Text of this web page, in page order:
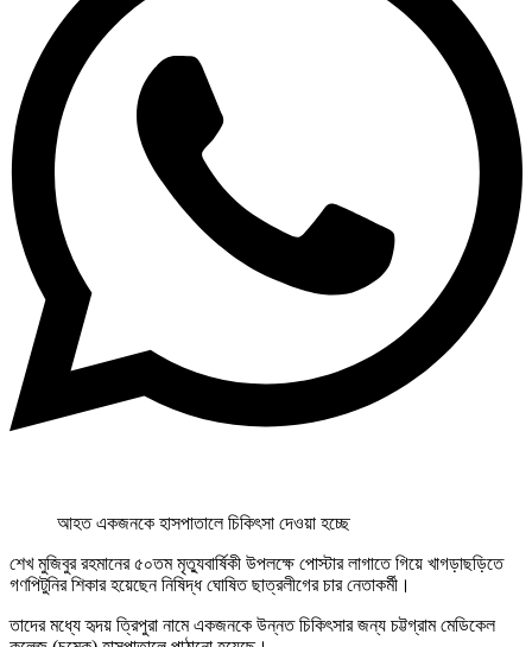
আহত একজনকে হাসপাতালে চিকিৎসা দেওয়া হচ্ছে
শেখ মুজিবুর রহমানের ৫০তম মৃত্যুবার্ষিকী উপলক্ষে পোস্টার লাগাতে গিয়ে খাগড়াছড়িতে
গণপিটুনির শিকার হয়েছেন নিষিদ্ধ ঘোষিত ছাত্রলীগের চার নেতাকর্মী।
তাদের মধ্যে হৃদয় ত্রিপুরা নামে একজনকে উন্নত চিকিৎসার জন্য চট্টগ্রাম মেডিকেল